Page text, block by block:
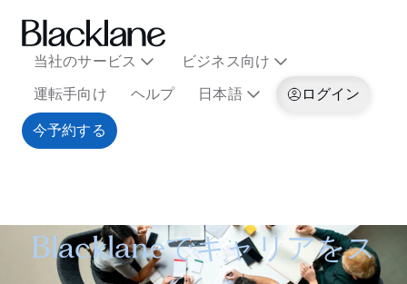
当社のサービス
ビジネス向け
運転手向け
ヘルプ 日本語
ログイン
今予約する
Blacklaneでキャリアをス